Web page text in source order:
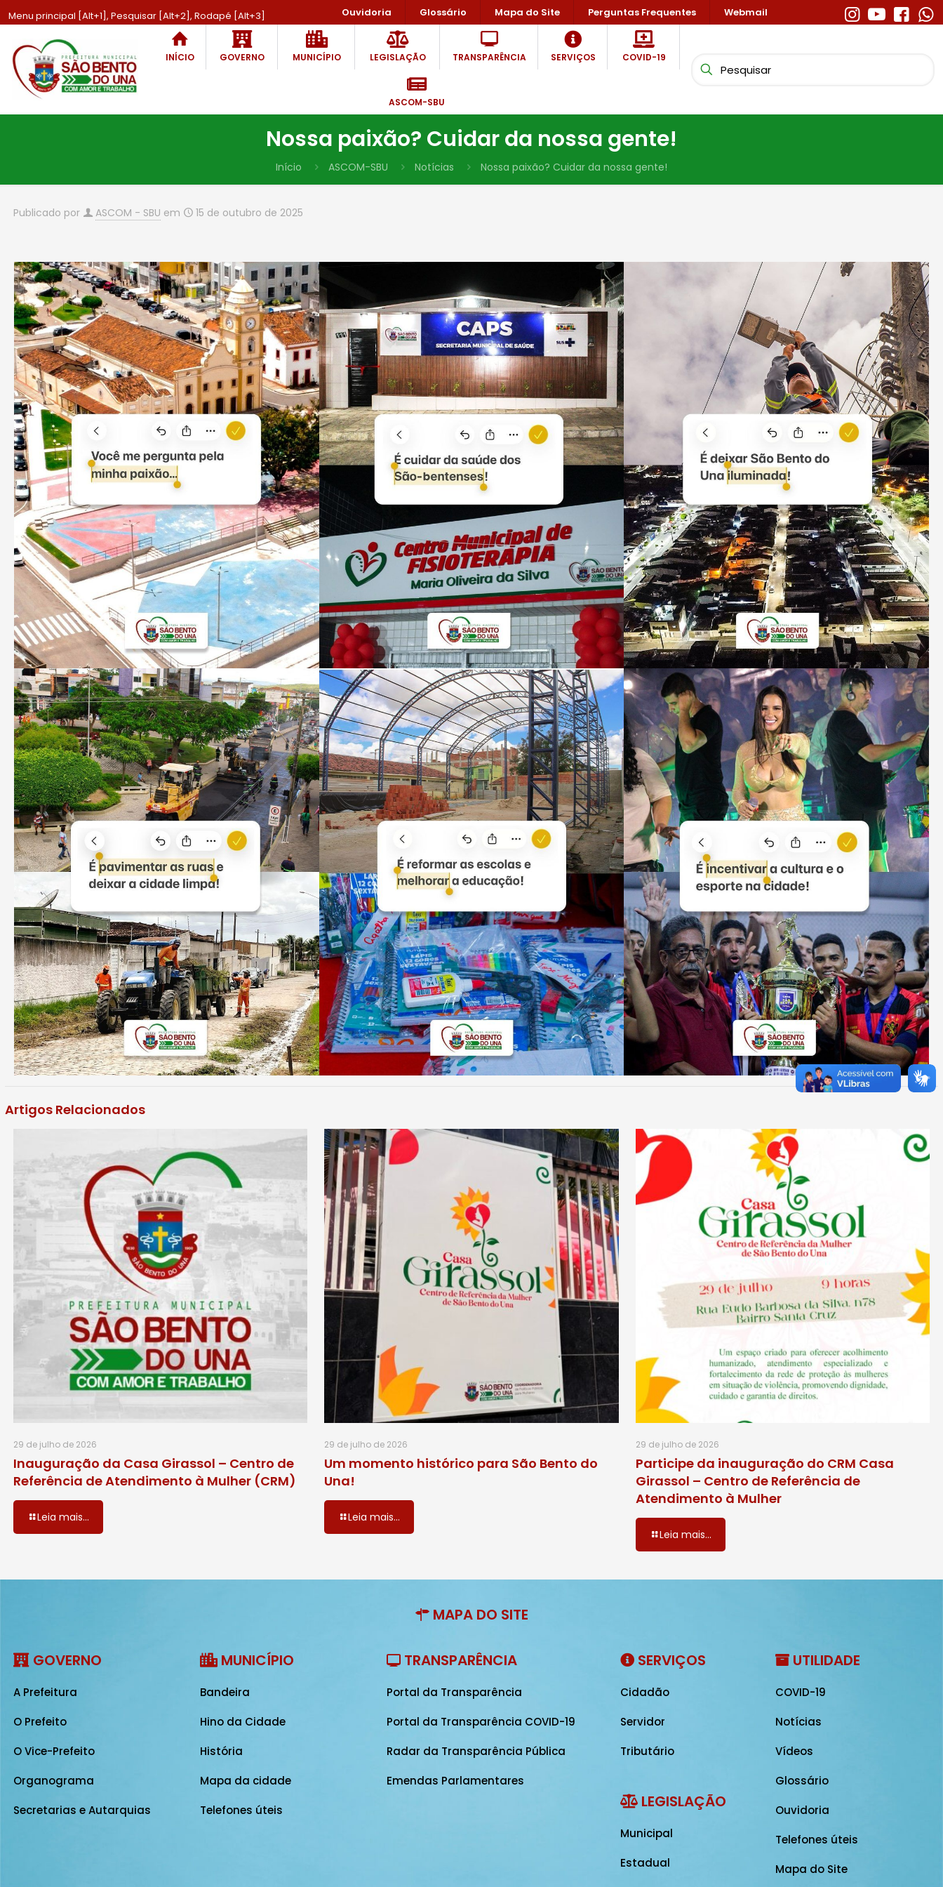
Menu principal [Alt+1], Pesquisar [Alt+2], Rodapé [Alt+3] Ouvidoria Glossário Mapa do Site Perguntas Frequentes Webmail
INÍCIO GOVERNO MUNICÍPIO LEGISLAÇÃO TRANSPARÊNCIA SERVIÇOS COVID-19
ASCOM-SBU
Nossa paixão? Cuidar da nossa gente!
Início ASCOM-SBU Notícias Nossa paixão? Cuidar da nossa gente!
Publicado por ASCOM - SBU em 15 de outubro de 2025
Artigos Relacionados
29 de julho de 2026
Inauguração da Casa Girassol – Centro de
Referência de Atendimento à Mulher (CRM)
Leia mais...
29 de julho de 2026
Um momento histórico para São Bento do
Una!
Leia mais...
29 de julho de 2026
Participe da inauguração do CRM Casa
Girassol – Centro de Referência de
Atendimento à Mulher
Leia mais...
MAPA DO SITE
GOVERNO
A Prefeitura
O Prefeito
O Vice-Prefeito
Organograma
Secretarias e Autarquias
MUNICÍPIO
Bandeira
Hino da Cidade
História
Mapa da cidade
Telefones úteis
TRANSPARÊNCIA
Portal da Transparência
Portal da Transparência COVID-19
Radar da Transparência Pública
Emendas Parlamentares
SERVIÇOS
Cidadão
Servidor
Tributário
LEGISLAÇÃO
Municipal
Estadual
UTILIDADE
COVID-19
Notícias
Vídeos
Glossário
Ouvidoria
Telefones úteis
Mapa do Site